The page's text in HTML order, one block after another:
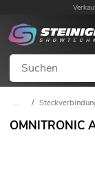
... /
OMNITRONIC